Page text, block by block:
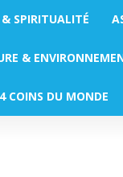
SPIRITUALITÉ
&
COINS DU MONDE